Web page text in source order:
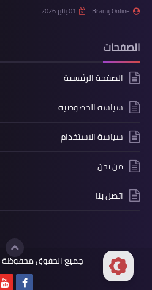
Bramij Online 01 يناير 2026
الصفحات
الصفحة الرئيسية
سياسة الخصوصية
سياسة الاستخدام
من نحن
اتصل بنا
جميع الحقوق محفوظة